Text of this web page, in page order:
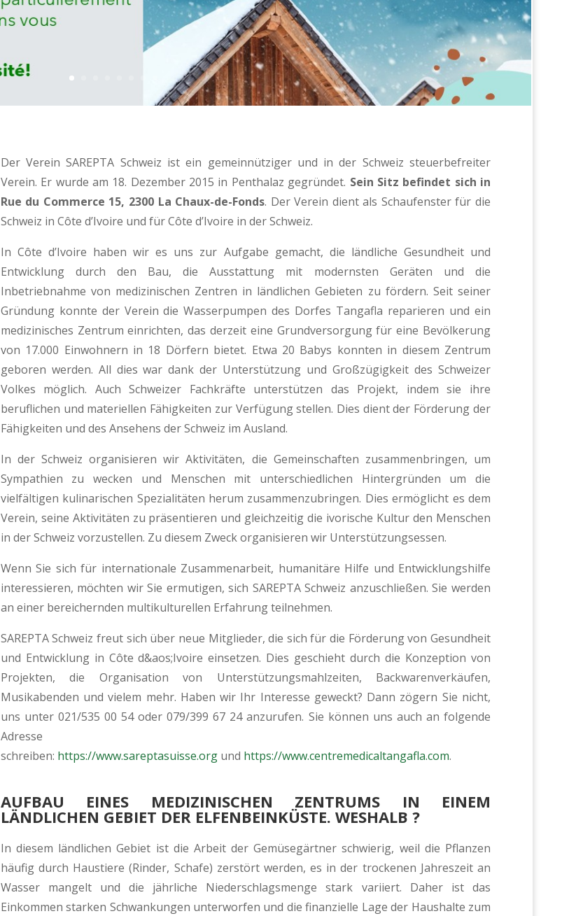
Der Verein SAREPTA Schweiz ist ein gemeinnütziger und in der Schweiz steuerbefreiter
Verein. Er wurde am 18. Dezember 2015 in Penthalaz gegründet. Sein Sitz befindet sich in
Rue du Commerce 15, 2300 La Chaux-de-Fonds. Der Verein dient als Schaufenster für die
Schweiz in Côte d’Ivoire und für Côte d’Ivoire in der Schweiz.
In Côte d’Ivoire haben wir es uns zur Aufgabe gemacht, die ländliche Gesundheit und
Entwicklung durch den Bau, die Ausstattung mit modernsten Geräten und die
Inbetriebnahme von medizinischen Zentren in ländlichen Gebieten zu fördern. Seit seiner
Gründung konnte der Verein die Wasserpumpen des Dorfes Tangafla reparieren und ein
medizinisches Zentrum einrichten, das derzeit eine Grundversorgung für eine Bevölkerung
von 17.000 Einwohnern in 18 Dörfern bietet. Etwa 20 Babys konnten in diesem Zentrum
geboren werden. All dies war dank der Unterstützung und Großzügigkeit des Schweizer
Volkes möglich. Auch Schweizer Fachkräfte unterstützen das Projekt, indem sie ihre
beruflichen und materiellen Fähigkeiten zur Verfügung stellen. Dies dient der Förderung der
Fähigkeiten und des Ansehens der Schweiz im Ausland.
In der Schweiz organisieren wir Aktivitäten, die Gemeinschaften zusammenbringen, um
Sympathien zu wecken und Menschen mit unterschiedlichen Hintergründen um die
vielfältigen kulinarischen Spezialitäten herum zusammenzubringen. Dies ermöglicht es dem
Verein, seine Aktivitäten zu präsentieren und gleichzeitig die ivorische Kultur den Menschen
in der Schweiz vorzustellen. Zu diesem Zweck organisieren wir Unterstützungsessen.
Wenn Sie sich für internationale Zusammenarbeit, humanitäre Hilfe und Entwicklungshilfe
interessieren, möchten wir Sie ermutigen, sich SAREPTA Schweiz anzuschließen. Sie werden
an einer bereichernden multikulturellen Erfahrung teilnehmen.
SAREPTA Schweiz freut sich über neue Mitglieder, die sich für die Förderung von Gesundheit
und Entwicklung in Côte d&aos;Ivoire einsetzen. Dies geschieht durch die Konzeption von
Projekten, die Organisation von Unterstützungsmahlzeiten, Backwarenverkäufen,
Musikabenden und vielem mehr. Haben wir Ihr Interesse geweckt? Dann zögern Sie nicht,
uns unter 021/535 00 54 oder 079/399 67 24 anzurufen. Sie können uns auch an folgende
Adresse
schreiben: https://www.sareptasuisse.org und https://www.centremedicaltangafla.com.
AUFBAU EINES MEDIZINISCHEN ZENTRUMS IN EINEM
LÄNDLICHEN GEBIET DER ELFENBEINKÜSTE. WESHALB ?
In diesem ländlichen Gebiet ist die Arbeit der Gemüsegärtner schwierig, weil die Pflanzen
häufig durch Haustiere (Rinder, Schafe) zerstört werden, es in der trockenen Jahreszeit an
Wasser mangelt und die jährliche Niederschlagsmenge stark variiert. Daher ist das
Einkommen starken Schwankungen unterworfen und die finanzielle Lage der Haushalte zum